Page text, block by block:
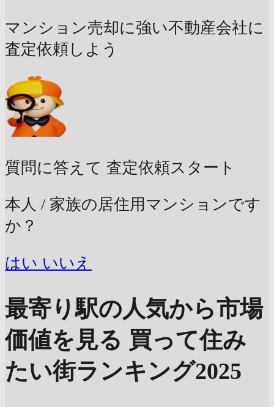
マンション売却に強い不動産会社に
査定依頼しよう
質問に答えて 査定依頼スタート
本人 / 家族の居住用マンションです
か？
はい いいえ
最寄り駅の人気から市場
価値を見る 買って住み
たい街ランキング2025